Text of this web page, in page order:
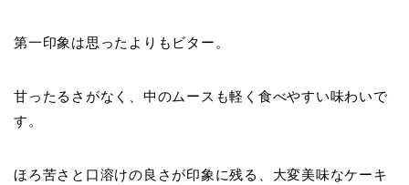
第一印象は思ったよりもビター。
甘ったるさがなく、中のムースも軽く食べやすい味わいで
す。
ほろ苦さと口溶けの良さが印象に残る、大変美味なケーキ